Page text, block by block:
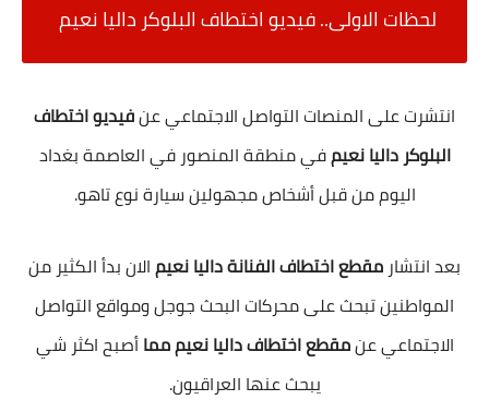
لحظات الاولى.. فيديو اختطاف البلوكر داليا نعيم
انتشرت على المنصات التواصل الاجتماعي عنفيديو اختطاف
البلوكر داليا نعيمفي منطقة المنصور في العاصمة بغداد
اليوم من قبل أشخاص مجهولين سيارة نوع تاهو.
بعد انتشار مقطع اختطاف الفنانة داليا نعيمالان بدأ الكثير من
المواطنين تبحث على محركات البحث جوجل ومواقع التواصل
الاجتماعي عنمقطع اختطاف داليا نعيم مماأصبح اكثر شي
يبحث عنها العراقيون.